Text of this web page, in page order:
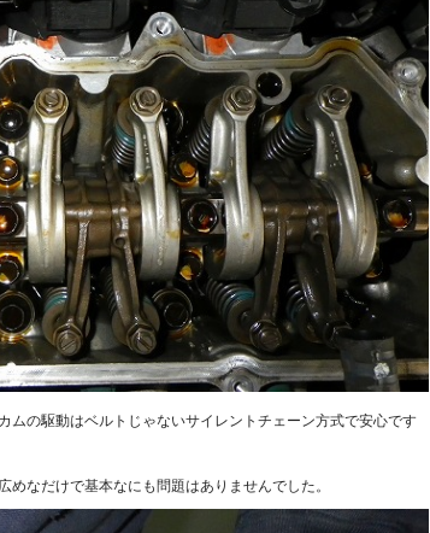
ムの駆動はベルトじゃないサイレントチェーン方式で安心です
なだけで基本なにも問題はありませんでした。